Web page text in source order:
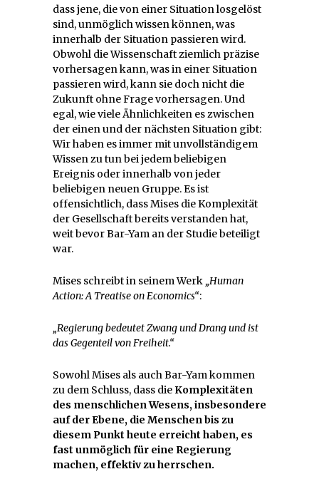
dass jene, die von einer Situation losgelöst
sind, unmöglich wissen können, was
innerhalb der Situation passieren wird.
Obwohl die Wissenschaft ziemlich präzise
vorhersagen kann, was in einer Situation
passieren wird, kann sie doch nicht die
Zukunft ohne Frage vorhersagen. Und
egal, wie viele Ähnlichkeiten es zwischen
der einen und der nächsten Situation gibt:
Wir haben es immer mit unvollständigem
Wissen zu tun bei jedem beliebigen
Ereignis oder innerhalb von jeder
beliebigen neuen Gruppe. Es ist
offensichtlich, dass Mises die Komplexität
der Gesellschaft bereits verstanden hat,
weit bevor Bar-Yam an der Studie beteiligt
war.
Mises schreibt in seinem Werk„Human
Action: A Treatise on Economics“:
„Regierung bedeutet Zwang und Drang und ist
das Gegenteil von Freiheit.“
Sowohl Mises als auch Bar-Yam kommen
zu dem Schluss, dass dieKomplexitäten
des menschlichen Wesens, insbesondere
auf der Ebene, die Menschen bis zu
diesem Punkt heute erreicht haben, es
fast unmöglich für eine Regierung
machen, effektiv zu herrschen.